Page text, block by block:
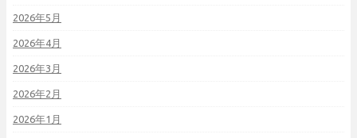
2026年5月
2026年4月
2026年3月
2026年2月
2026年1月